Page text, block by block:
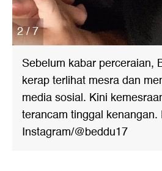
2 / 7
Sebelum kabar perceraian,
kerap terlihat mesra dan
media sosial. Kini
terancam tinggal kenangan.
Instagram/@beddu17